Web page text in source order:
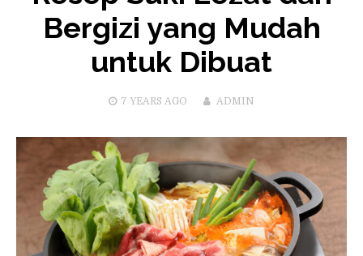
Bergizi yang Mudah
untuk Dibuat
7 YEARS AGO ADMIN